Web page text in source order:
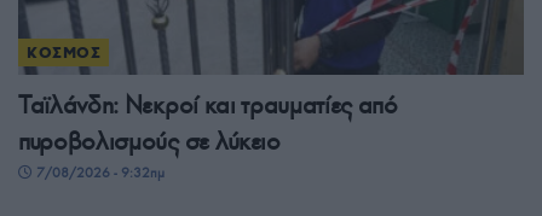
ΚΟΣΜΟΣ
Ταϊλάνδη: Νεκροί και τραυματίες από
πυροβολισμούς σε λύκειο
7/08/2026 - 9:32πμ